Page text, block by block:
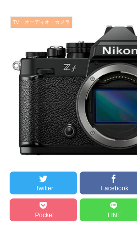
TV・オーディオ・カメラ
Twitter Facebook
Pocket LINE